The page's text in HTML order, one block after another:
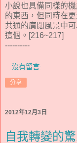
小說也具備同樣的
的東西，但同時在
共通的廣闊風景中
這個。[216~217]
----------
沒有留言:
分享
2012年12月3日
自我轉變的